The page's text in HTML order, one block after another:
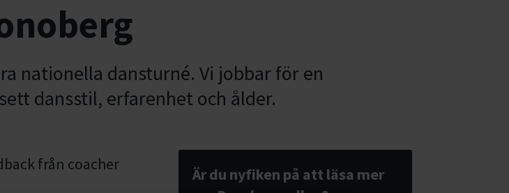
nationella dansturné. Vi jobbar för en
dansstil, erfarenhet och ålder.
från coacher
Är du nyfiken på att läsa mer